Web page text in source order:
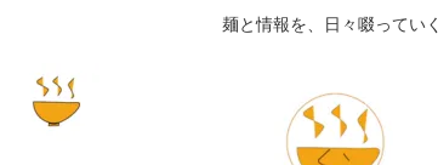
麺と情報を、日々啜っていく